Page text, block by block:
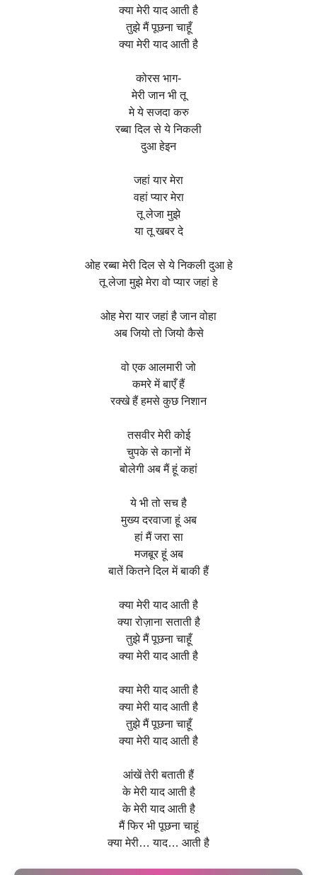
क्या मेरी याद आती है
तुझे मैं पूछना चाहूँ
क्या मेरी याद आती है
कोरस भाग-
मेरी जान भी तू
मे ये सजदा करु
रब्बा दिल से ये निकली
दुआ हेइन
जहां यार मेरा
वहां प्यार मेरा
तू लेजा मुझे
या तू खबर दे
ओह रब्बा मेरी दिल से ये निकली दुआ हे
तू लेजा मुझे मेरा वो प्यार जहां हे
ओह मेरा यार जहां है जान वोहा
अब जियो तो जियो कैसे
वो एक आलमारी जो
कमरे में बाएँ हैं
रक्खे हैं हमसे कुछ निशान
तसवीर मेरी कोई
चुपके से कानों में
बोलेगी अब मैं हूं कहां
ये भी तो सच है
मुख्य दरवाजा हूं अब
हां मैं जरा सा
मजबूर हूं अब
बातें कितने दिल में बाकी हैं
क्या मेरी याद आती है
क्या रोज़ाना सताती है
तुझे मैं पूछना चाहूँ
क्या मेरी याद आती है
क्या मेरी याद आती है
क्या मेरी याद आती है
तुझे मैं पूछना चाहूँ
क्या मेरी याद आती है
आंखें तेरी बताती हैं
के मेरी याद आती है
के मेरी याद आती है
मैं फिर भी पूछना चाहूं
क्या मेरी… याद… आती है